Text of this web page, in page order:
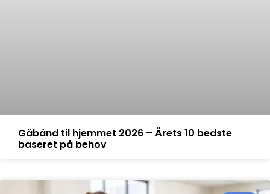
Gåbånd til hjemmet 2026 – Årets 10 bedste
baseret på behov